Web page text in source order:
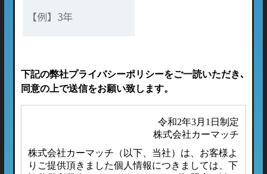
下記の弊社プライバシーポリシーをご一読いただき､
同意の上で送信をお願い致します。
令和2年3月1日制定
株式会社カーマッチ
株式会社カーマッチ（以下、当社）は、お客様よ
りご提供頂きました個人情報につきましては、下